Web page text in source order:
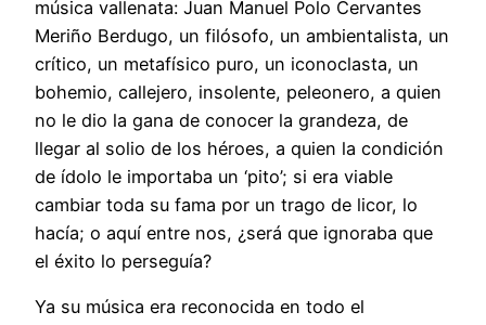
música vallenata: Juan Manuel Polo Cervantes
Meriño Berdugo, un filósofo, un ambientalista, un
crítico, un metafísico puro, un iconoclasta, un
bohemio, callejero, insolente, peleonero, a quien
no le dio la gana de conocer la grandeza, de
llegar al solio de los héroes, a quien la condición
de ídolo le importaba un ‘pito’; si era viable
cambiar toda su fama por un trago de licor, lo
hacía; o aquí entre nos, ¿será que ignoraba que
el éxito lo perseguía?
Ya su música era reconocida en todo el